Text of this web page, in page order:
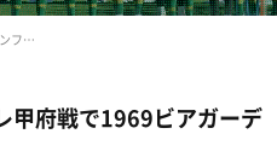
8/21（日）ヴァンフォーレ甲府戦で1969ビアガーデン実施のお知らせ
甲府戦で1969ビアガーデ